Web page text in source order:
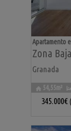
Zona Baja
Granada
Apartamento
54,55m²
345.000€